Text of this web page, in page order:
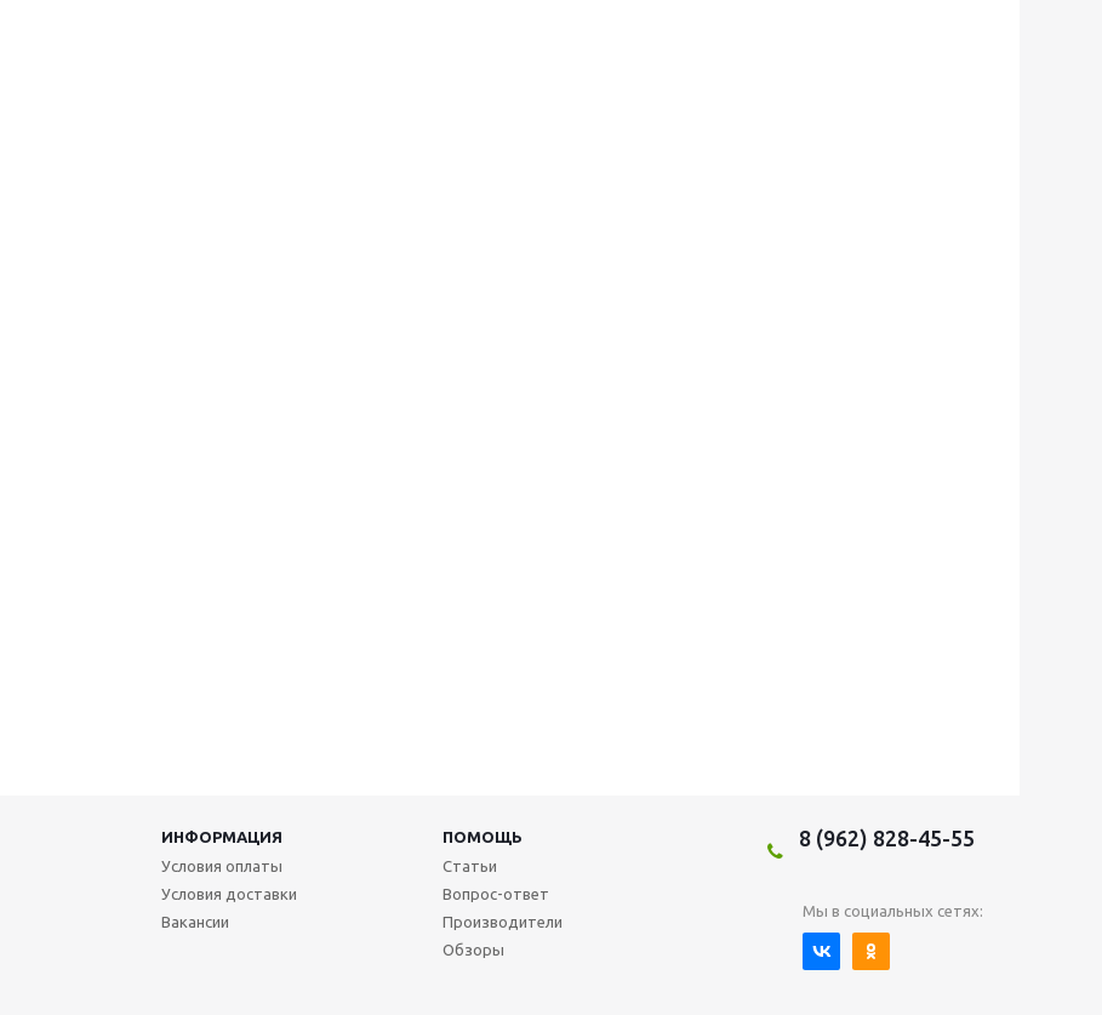
ИНФОРМАЦИЯ
ПОМОЩЬ
Условия оплаты
Условия доставки
Вакансии
Статьи
Вопрос-ответ
Производители
Обзоры
8 (962) 828-45-55
Мы в социальных сетях: